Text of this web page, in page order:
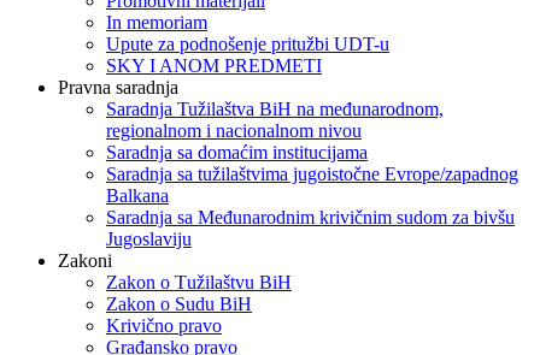
In memoriam
Upute za podnošenje pritužbi UDT-u
SKY I ANOM PREDMETI
Pravna saradnja
Saradnja Tužilaštva BiH na međunarodnom,
regionalnom i nacionalnom nivou
Saradnja sa domaćim institucijama
Saradnja sa tužilaštvima jugoistočne Evrope/zapadnog
Balkana
Saradnja sa Međunarodnim krivičnim sudom za bivšu
Jugoslaviju
Zakoni
Zakon o Тužilaštvu BiH
Zakon o Sudu BiH
Krivično pravo
Građansko pravo